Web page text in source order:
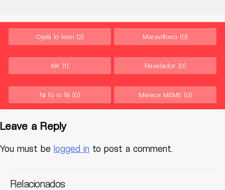
Ojalá lo lean (2) Maravilloso (0)
KK (1) Revelador (0)
Ni fú ni fá (0) Merece MEME (0)
Leave a Reply
You must be logged in to post a comment.
Relacionados